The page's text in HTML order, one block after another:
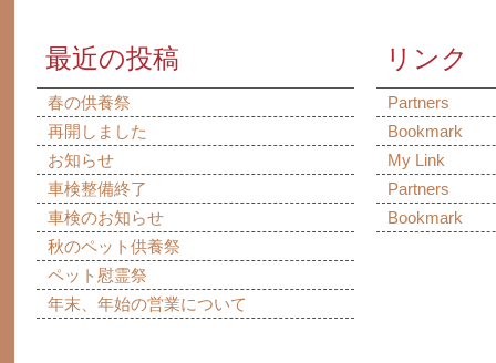
最近の投稿
春の供養祭
再開しました
お知らせ
車検整備終了
車検のお知らせ
秋のペット供養祭
ペット慰霊祭
年末、年始の営業について
リンク
Partners
Bookmark
My Link
Partners
Bookmark